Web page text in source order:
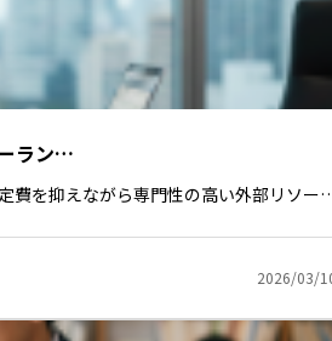
ラン…
費を抑えながら専門性の高い外部リソー
2026/03/